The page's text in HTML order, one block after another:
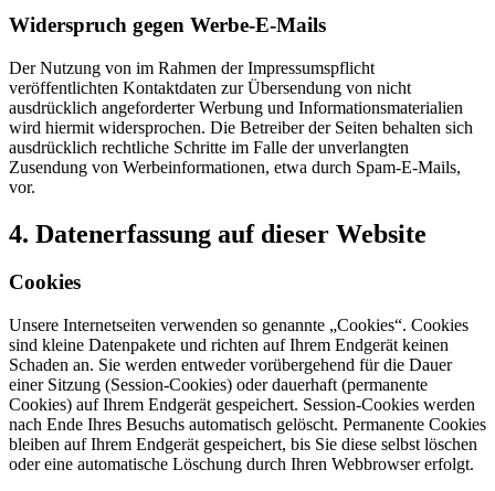
Widerspruch gegen Werbe-E-Mails
Der Nutzung von im Rahmen der Impressumspflicht
veröffentlichten Kontaktdaten zur Übersendung von nicht
ausdrücklich angeforderter Werbung und Informationsmaterialien
wird hiermit widersprochen. Die Betreiber der Seiten behalten sich
ausdrücklich rechtliche Schritte im Falle der unverlangten
Zusendung von Werbeinformationen, etwa durch Spam-E-Mails,
vor.
4. Datenerfassung auf dieser Website
Cookies
Unsere Internetseiten verwenden so genannte „Cookies“. Cookies
sind kleine Datenpakete und richten auf Ihrem Endgerät keinen
Schaden an. Sie werden entweder vorübergehend für die Dauer
einer Sitzung (Session-Cookies) oder dauerhaft (permanente
Cookies) auf Ihrem Endgerät gespeichert. Session-Cookies werden
nach Ende Ihres Besuchs automatisch gelöscht. Permanente Cookies
bleiben auf Ihrem Endgerät gespeichert, bis Sie diese selbst löschen
oder eine automatische Löschung durch Ihren Webbrowser erfolgt.